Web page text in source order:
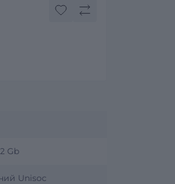
Gb
Unisoc